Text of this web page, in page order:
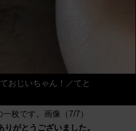
おじいちゃん！／てと
枚です。画像（7/7）
りがとうございました。